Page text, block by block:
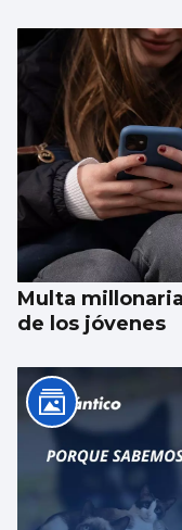
Multa
de los jóvenes